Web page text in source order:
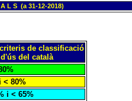
L S (a 31-12-2018)
de classificació
del català
< 80%
i < 65%